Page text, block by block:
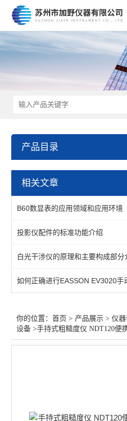
产品目录
仪器仪表
查看全部
相关文章
B60数显表的应用领域和应用环境
投影仪配件的标准功能介绍
白光干涉仪的原理和主要构成部分
如何正确进行EASSON EV3020手
你的位置：首页 > 产品展示 >仪
设备 >手持式粗糙度仪 NDT120便